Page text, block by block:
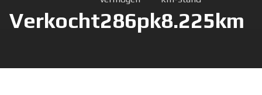
Verkocht286pk8.225km